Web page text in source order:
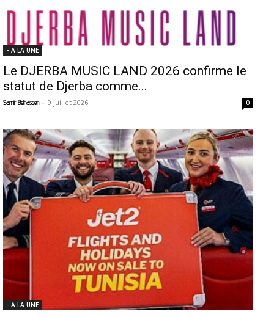
- A LA UNE
Le DJERBA MUSIC LAND 2026 confirme le
statut de Djerba comme...
Samir Belhassen - 9 juillet 2026 0
- A LA UNE